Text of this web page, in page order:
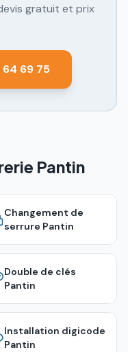
gratuit et prix
64 69 75
Pantin
Changement de
serrure Pantin
Double de clés
Pantin
Installation digicode
Pantin